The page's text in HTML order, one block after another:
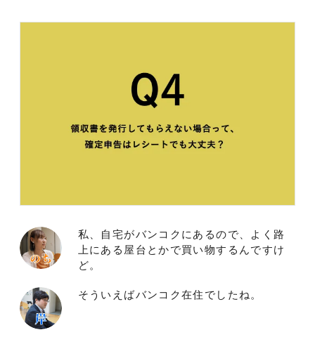
私、自宅がバンコクにあるので、よく路
上にある屋台とかで買い物するんですけ
ど。
そういえばバンコク在住でしたね。